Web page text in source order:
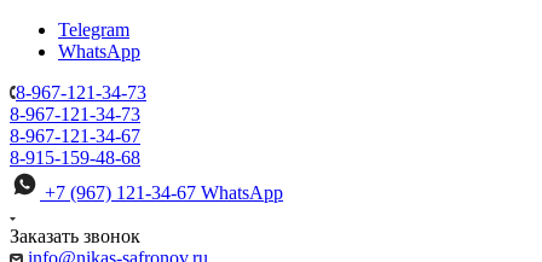
Telegram
WhatsApp
8-967-121-34-73
8-967-121-34-73
8-967-121-34-67
8-915-159-48-68
+7 (967) 121-34-67 WhatsApp
Заказать звонок
info@nikas-safronov.ru